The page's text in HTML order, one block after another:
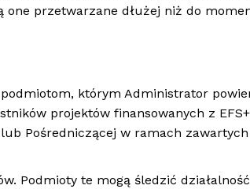
przetwarzane dłużej niż do
którym Administrator
projektów finansowanych z
Pośredniczącej w ramach
Podmioty te mogą śledzić